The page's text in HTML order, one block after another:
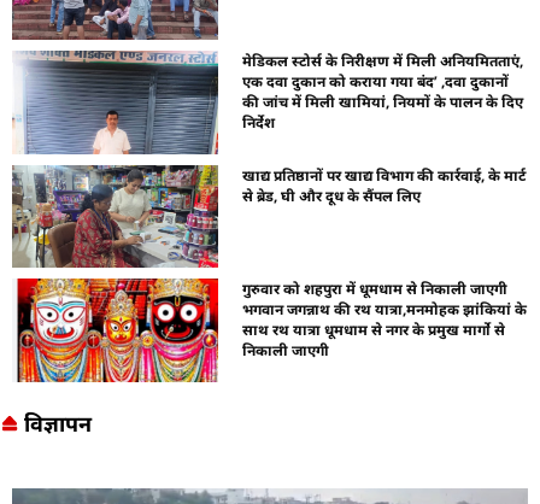
मेडिकल स्टोर्स के निरीक्षण में मिली अनियमितताएं,
एक दवा दुकान को कराया गया बंद’ ,दवा दुकानों
की जांच में मिली खामियां, नियमों के पालन के दिए
निर्देश
खाद्य प्रतिष्ठानों पर खाद्य विभाग की कार्रवाई, के मार्ट
से ब्रेड, घी और दूध के सैंपल लिए
गुरुवार को शहपुरा में धूमधाम से निकाली जाएगी
भगवान जगन्नाथ की रथ यात्रा,मनमोहक झांकियां के
साथ रथ यात्रा धूमधाम से नगर के प्रमुख मार्गो से
निकाली जाएगी
विज्ञापन